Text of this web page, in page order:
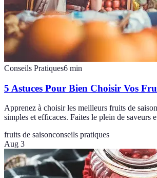
Conseils Pratiques6 min
5 Astuces Pour Bien Choisir Vos
Apprenez à choisir les meilleurs fruits de
simples et efficaces. Faites le plein de saveurs
fruits de saisonconseils pratiques
Aug 3